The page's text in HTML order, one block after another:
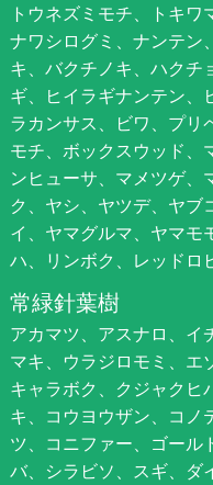
トウネズミモチ、トキワ
ナワシログミ、ナンテン
キ、バクチノキ、ハクチ
ギ、ヒイラギナンテン、
ラカンサス、ビワ、プリ
モチ、ボックスウッド、
ンヒューサ、マメツゲ、
ク、ヤシ、ヤツデ、ヤブ
イ、ヤマグルマ、ヤマモ
ハ、リンボク、レッドロ
常緑針葉樹
アカマツ、アスナロ、イ
マキ、ウラジロモミ、エ
キャラボク、クジャクヒ
キ、コウヨウザン、コノ
ツ、コニファー、ゴール
バ、シラビソ、スギ、ダ